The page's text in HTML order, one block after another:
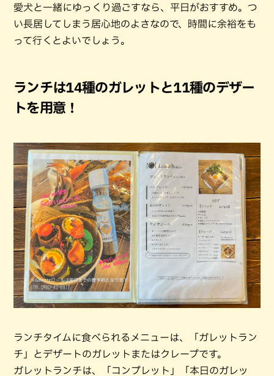
愛犬と一緒にゆっくり過ごすなら、平日がおすすめ。つ
い長居してしまう居心地のよさなので、時間に余裕をも
って行くとよいでしょう。
ランチは14種のガレットと11種のデザー
トを用意！
ランチタイムに食べられるメニューは、「ガレットラン
チ」とデザートのガレットまたはクレープです。
ガレットランチは、「コンプレット」「本日のガレッ